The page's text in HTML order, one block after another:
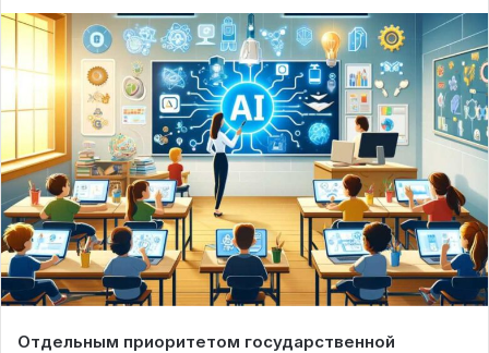
Отдельным приоритетом государственной